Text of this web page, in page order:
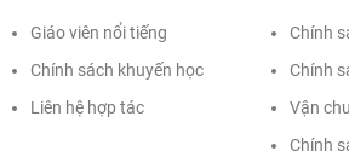
Giáo viên nổi tiếng
Chính sách khuyến học
Liên hệ hợp tác
Chính
Chính
Vận
Chính